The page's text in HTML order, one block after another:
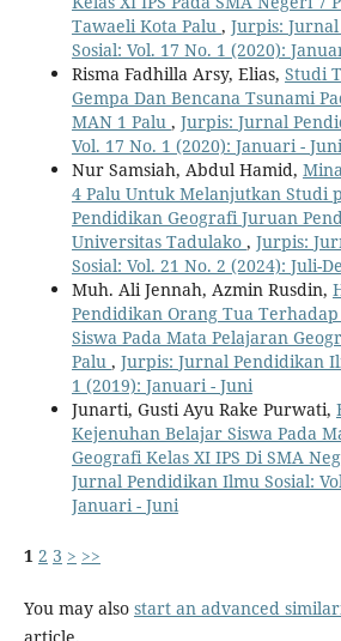
Tawaeli Kota Palu , Jurpis:
Sosial: Vol. 17 No. 1 (2020):
Risma Fadhilla Arsy, Elias, Studi
Gempa Dan Bencana Tsunami
MAN 1 Palu , Jurpis: Jurnal
Vol. 17 No. 1 (2020): Januari - Juni
Nur Samsiah, Abdul Hamid,
4 Palu Untuk Melanjutkan Studi
Pendidikan Geografi Juruan
Universitas Tadulako , Jurpis:
Sosial: Vol. 21 No. 2 (2024): Juli-
Muh. Ali Jennah, Azmin Rusdin,
Pendidikan Orang Tua
Siswa Pada Mata Pelajaran
Palu , Jurpis: Jurnal Pendidikan
1 (2019): Januari - Juni
Junarti, Gusti Ayu Rake Purwati,
Kejenuhan Belajar Siswa Pada
Geografi Kelas XI IPS Di SMA
Jurnal Pendidikan Ilmu Sosial:
Januari - Juni
1 2 3 > >>
You may also start an advanced
article.